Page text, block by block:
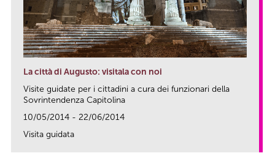
La città di Augusto: visitala con noi
Visite guidate per i cittadini a cura dei funzionari della
Sovrintendenza Capitolina
10/05/2014 - 22/06/2014
Visita guidata